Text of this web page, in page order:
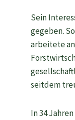
Sein
gegeben.
arbeitete
seitdem
In 34